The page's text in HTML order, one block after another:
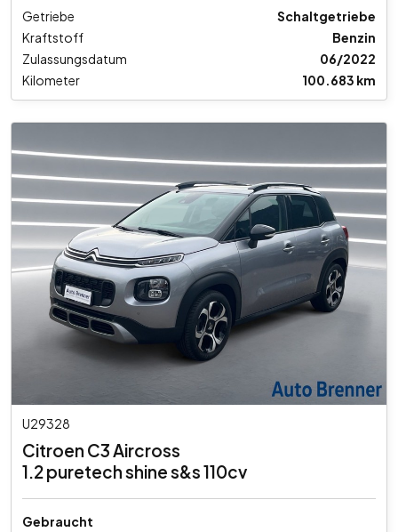
Getriebe
Schaltgetriebe
Kraftstoff
Benzin
Zulassungsdatum
06/2022
Kilometer
100.683 km
U29328
Citroen C3 Aircross
1.2 puretech shine s&s 110cv
Gebraucht